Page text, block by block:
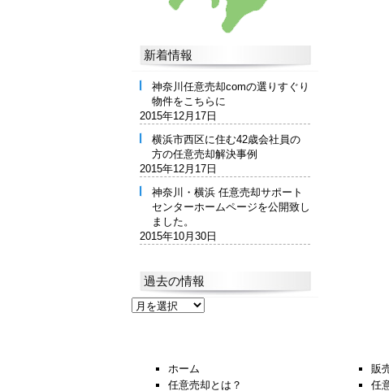
新着情報
神奈川任意売却comの選りすぐり
物件をこちらに
2015年12月17日
横浜市西区に住む42歳会社員の
方の任意売却解決事例
2015年12月17日
神奈川・横浜 任意売却サポート
センターホームページを公開致し
ました。
2015年10月30日
過去の情報
過
ホーム
販
任意売却とは？
任